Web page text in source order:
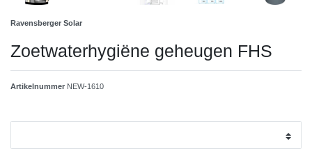
Ravensberger Solar
Zoetwaterhygiëne geheugen FHS
Artikelnummer NEW-1610